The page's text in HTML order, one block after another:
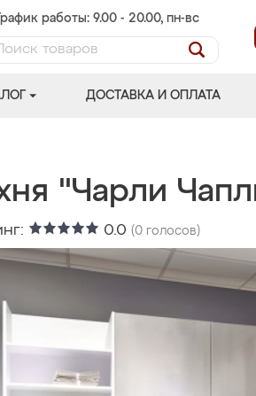
График работы: 9.00 - 20.00, пн-вс
ДОСТАВКА И ОПЛАТА
"Чарли
0.0 (0 голосов)